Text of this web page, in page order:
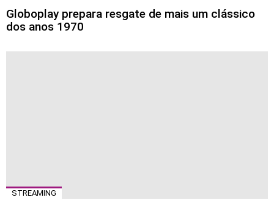
Globoplay prepara resgate de mais um clássico
dos anos 1970
STREAMING